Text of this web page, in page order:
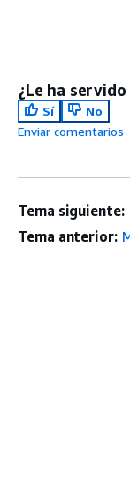
¿Le ha
Sí
No
Enviar comentarios
Tema siguiente:
Tema anterior: